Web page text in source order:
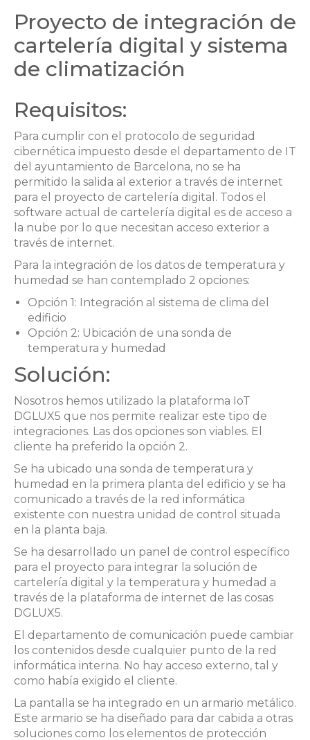
Proyecto de integración de
cartelería digital y sistema
de climatización
Requisitos:
Para cumplir con el protocolo de seguridad
cibernética impuesto desde el departamento de IT
del ayuntamiento de Barcelona, no se ha
permitido la salida al exterior a través de internet
para el proyecto de cartelería digital. Todos el
software actual de cartelería digital es de acceso a
la nube por lo que necesitan acceso exterior a
través de internet.
Para la integración de los datos de temperatura y
humedad se han contemplado 2 opciones:
Opción 1: Integración al sistema de clima del
edificio
Opción 2: Ubicación de una sonda de
temperatura y humedad
Solución:
Nosotros hemos utilizado la plataforma IoT
DGLUX5 que nos permite realizar este tipo de
integraciones. Las dos opciones son viables. El
cliente ha preferido la opción 2.
Se ha ubicado una sonda de temperatura y
humedad en la primera planta del edificio y se ha
comunicado a través de la red informática
existente con nuestra unidad de control situada
en la planta baja.
Se ha desarrollado un panel de control específico
para el proyecto para integrar la solución de
cartelería digital y la temperatura y humedad a
través de la plataforma de internet de las cosas
DGLUX5.
El departamento de comunicación puede cambiar
los contenidos desde cualquier punto de la red
informática interna. No hay acceso externo, tal y
como había exigido el cliente.
La pantalla se ha integrado en un armario metálico.
Este armario se ha diseñado para dar cabida a otras
soluciones como los elementos de protección